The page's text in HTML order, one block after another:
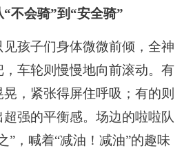
不会骑”到“安全骑”
孩子们身体微微前倾，全神
车轮则慢慢地向前滚动。有
，紧张得屏住呼吸；有的则
强的平衡感。场边的啦啦队
”，喊着“减油！减油”的趣味